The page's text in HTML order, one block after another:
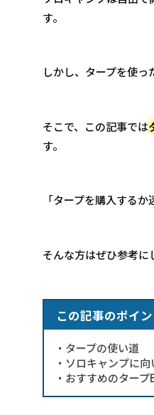
す。
しかし、タープを使
そこで、この記事では
す。
「タープを購入する
そんな方はぜひ参考に
この記事のポイ
・タープの使い道
・ソロキャンプに
・おすすめのタープ